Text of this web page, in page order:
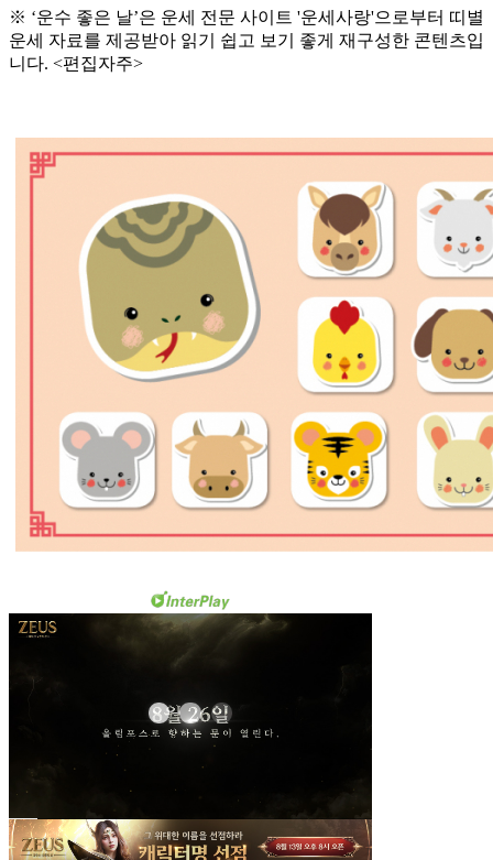
※ ‘운수 좋은 날’은 운세 전문 사이트 '운세사랑'으로부터 띠별
운세 자료를 제공받아 읽기 쉽고 보기 좋게 재구성한 콘텐츠입
니다. <편집자주>